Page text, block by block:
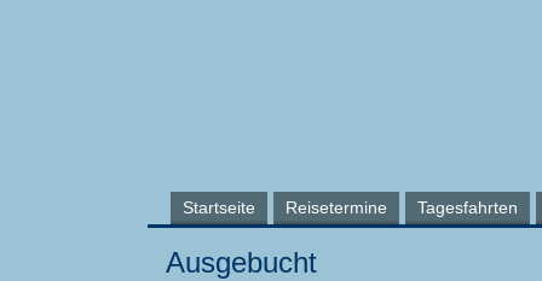
Startseite Reisetermine Tagesfahrten
Ausgebucht